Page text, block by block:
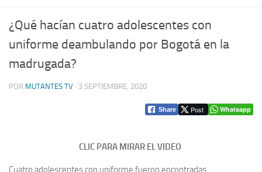
¿Qué hacían cuatro adolescentes con
uniforme deambulando por Bogotá en la
madrugada?
POR MUTANTES TV · 3 SEPTIEMBRE, 2020
Share Post Whatsapp
CLIC PARA MIRAR EL VIDEO
Cuatro adolescentes con uniforme fueron encontradas